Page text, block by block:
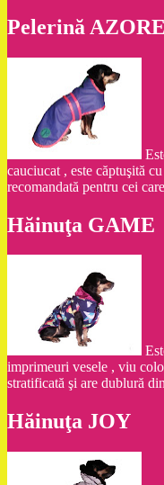
Pelerină
cauciucat , este căptuşită
recomandată pentru cei
Hăinuţa GAME
imprimeuri vesele , viu
stratificată şi are dublură
Hăinuţa JOY